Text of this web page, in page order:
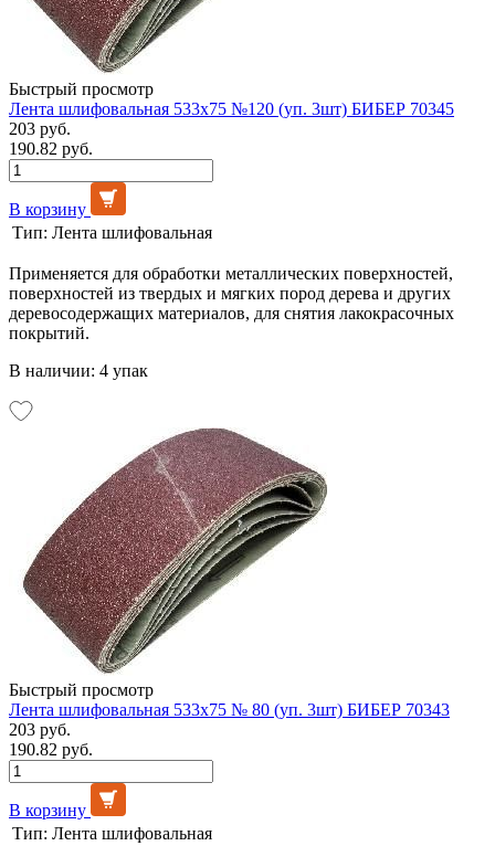
Быстрый просмотр
Лента шлифовальная 533х75 №120 (уп. 3шт) БИБЕР 70345
203 руб.
190.82 руб.
В корзину
Тип: Лента шлифовальная
Применяется для обработки металлических поверхностей,
поверхностей из твердых и мягких пород дерева и других
деревосодержащих материалов, для снятия лакокрасочных
покрытий.
В наличии: 4 упак
Быстрый просмотр
Лента шлифовальная 533х75 № 80 (уп. 3шт) БИБЕР 70343
203 руб.
190.82 руб.
В корзину
Тип: Лента шлифовальная